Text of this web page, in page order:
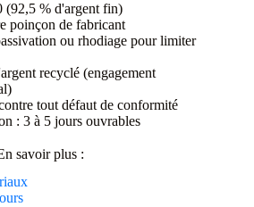
(92,5 % d'argent fin)
poinçon de fabricant
ou rhodiage pour limiter
recyclé (engagement
tout défaut de conformité
: 3 à 5 jours ouvrables
savoir plus :